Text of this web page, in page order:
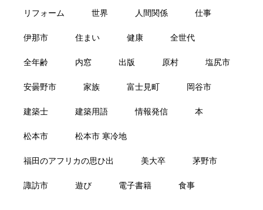
リフォーム 世界 人間関係 仕事
伊那市 住まい 健康 全世代
全年齢 内窓 出版 原村 塩尻市
安曇野市 家族 富士見町 岡谷市
建築士 建築用語 情報発信 本
松本市 松本市 寒冷地
福田のアフリカの思ひ出 美大卒 茅野市
諏訪市 遊び 電子書籍 食事